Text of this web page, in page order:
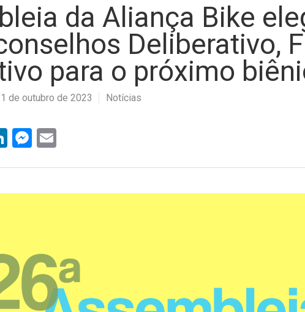
da Aliança Bike
Deliberativo,
para o próximo
de outubro de 2023 Notícias
LinkedIn
Messenger